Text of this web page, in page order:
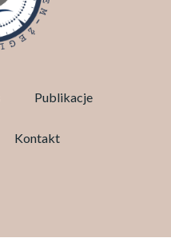
Publikacje
Kontakt